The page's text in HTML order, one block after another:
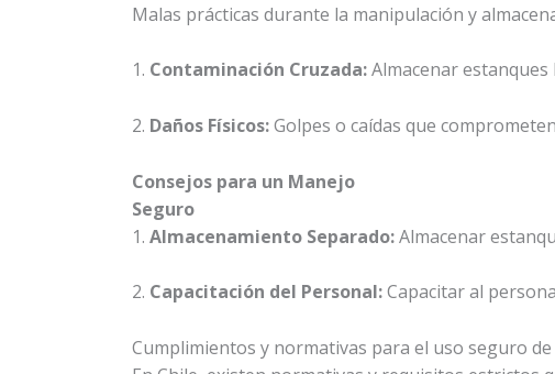
Malas prácticas durante la manipulación y
1. Contaminación Cruzada:Almacenar
2. Daños Físicos:Golpes o caídas que
Consejos para un Manejo
Seguro
1. Almacenamiento Separado:Almacenar
2. Capacitación del Personal:Capacitar al
Cumplimientos y normativas para el uso seguro